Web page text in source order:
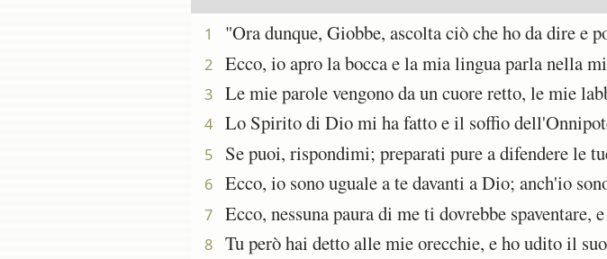
1 "Ora dunque, Giobbe, ascolta ciò che ho da dire e
2 Ecco, io apro la bocca e la mia lingua parla nella
3 Le mie parole vengono da un cuore retto, le mie
4 Lo Spirito di Dio mi ha fatto e il soffio
5 Se puoi, rispondimi; preparati pure a difendere le
6 Ecco, io sono uguale a te davanti a Dio; anch'io
7 Ecco, nessuna paura di me ti dovrebbe spaventare,
8 Tu però hai detto alle mie orecchie, e ho udito il